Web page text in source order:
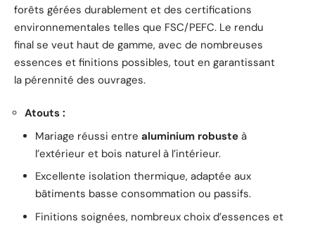
forêts gérées durablement et des certifications
environnementales telles que FSC/PEFC. Le rendu
final se veut haut de gamme, avec de nombreuses
essences et finitions possibles, tout en garantissant
la pérennité des ouvrages.
Atouts :
Mariage réussi entre aluminium robuste à
l’extérieur et bois naturel à l’intérieur.
Excellente isolation thermique, adaptée aux
bâtiments basse consommation ou passifs.
Finitions soignées, nombreux choix d’essences et